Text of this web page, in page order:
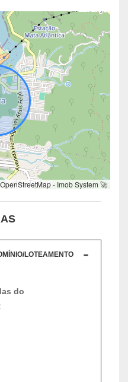
- Imob System 🚀
LOTEAMENTO
do